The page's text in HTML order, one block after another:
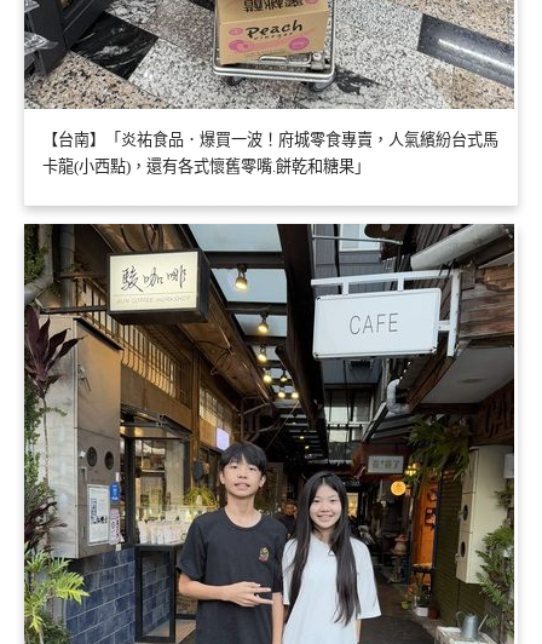
【台南】「炎祐食品．爆買一波！府城零食專賣，人氣繽紛台式馬
卡龍(小西點)，還有各式懷舊零嘴.餅乾和糖果」